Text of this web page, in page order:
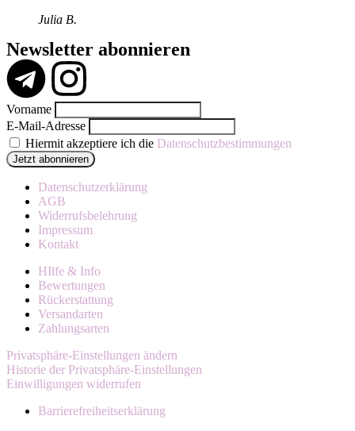
Julia B.
Newsletter abonnieren
Vorname
E-Mail-Adresse
Hiermit akzeptiere ich die Datenschutzbestimmungen
Datenschutzerklärung
AGB
Widerrufsbelehrung
Impressum
Kontakt
HIlfe & Info
Bewertungen
Rückerstattung
Versandarten
Zahlungsarten
Privatsphäre-Einstellungen ändern
Historie der Privatsphäre-Einstellungen
Einwilligungen widerrufen
Barrierefreiheitserklärung